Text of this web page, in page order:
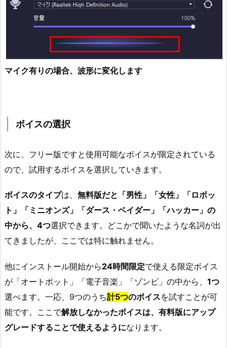
マイク有りの場合、波形に変化します
ボイスの選択
次に、フリー版ですと使用可能なボイスが限定されている
ので、試用するボイスを選択していきます。
ボイスのタイプは、 無料版だと「男性」「女性」「ロボッ
ト」「ミニオンズ」「ダース・ベイダー」「ハッカー」の
中から、4つ選択できます。どこかで聞いたような名詞が出
てきましたが、ここでは特に触れません。
他にインストール開始から24時間限定で使える限定ボイス
が「オートボット」「電子音楽」「ゾンビ」の中から、 1つ
選べます。一応、9つのうち計5つのボイスを試すことが可
能です。ここで解放しなかったボイスは、有料版にアップ
グレードすることで使えるようになります。